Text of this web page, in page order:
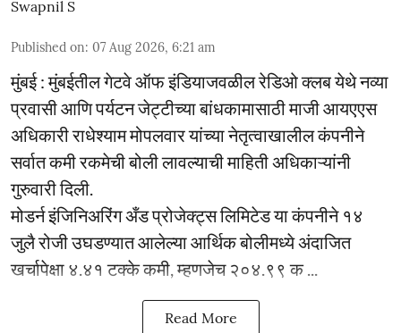
Swapnil S
Published on: 07 Aug 2026, 6:21 am
मुंबई : मुंबईतील गेटवे ऑफ इंडियाजवळील रेडिओ क्लब येथे नव्या
प्रवासी आणि पर्यटन जेट्टीच्या बांधकामासाठी माजी आयएएस
अधिकारी राधेश्याम मोपलवार यांच्या नेतृत्वाखालील कंपनीने
सर्वात कमी रकमेची बोली लावल्याची माहिती अधिकाऱ्यांनी
गुरुवारी दिली.
मोडर्न इंजिनिअरिंग अँड प्रोजेक्ट्स लिमिटेड या कंपनीने १४
जुलै रोजी उघडण्यात आलेल्या आर्थिक बोलीमध्ये अंदाजित
खर्चापेक्षा ४.४१ टक्के कमी, म्हणजेच २०४.९९ क ...
Read More